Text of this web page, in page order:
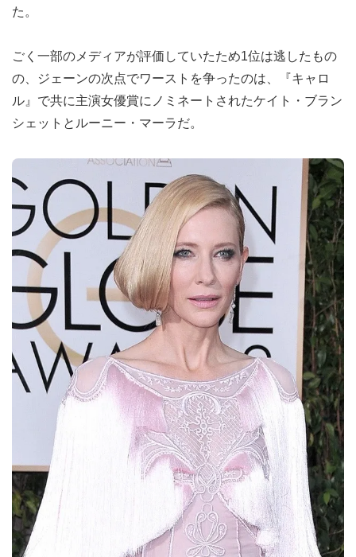
た。
ごく一部のメディアが評価していたため1位は逃したもの
の、ジェーンの次点でワーストを争ったのは、『キャロ
ル』で共に主演女優賞にノミネートされたケイト・ブラン
シェットとルーニー・マーラだ。